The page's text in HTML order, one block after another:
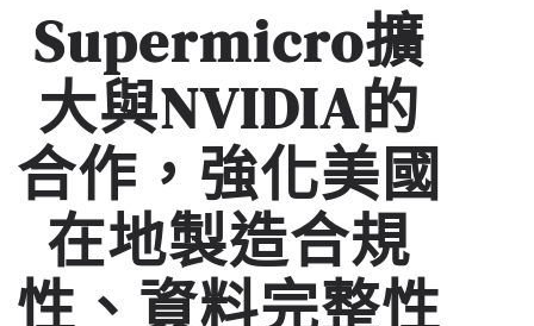
Supermicro擴
大與NVIDIA的
合作，強化美國
在地製造合規
性、資料完整性